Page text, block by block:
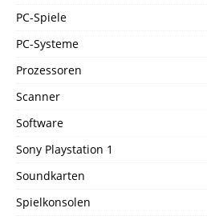
PC-Spiele
PC-Systeme
Prozessoren
Scanner
Software
Sony Playstation 1
Soundkarten
Spielkonsolen